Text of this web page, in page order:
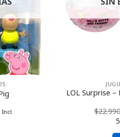
Incl.
LOL Surprise –
$22.990